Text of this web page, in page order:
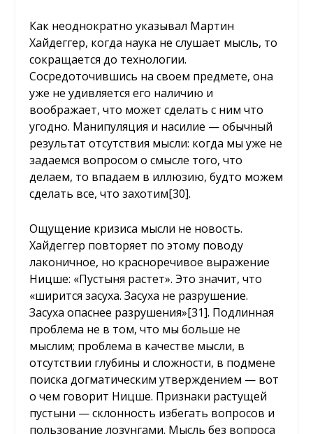
Как неоднократно указывал Мартин
Хайдеггер, когда наука не слушает мысль, то
сокращается до технологии.
Сосредоточившись на своем предмете, она
уже не удивляется его наличию и
воображает, что может сделать с ним что
угодно. Манипуляция и насилие — обычный
результат отсутствия мысли: когда мы уже не
задаемся вопросом о смысле того, что
делаем, то впадаем в иллюзию, будто можем
сделать все, что захотим[30].
Ощущение кризиса мысли не новость.
Хайдеггер повторяет по этому поводу
лаконичное, но красноречивое выражение
Ницше: «Пустыня растет». Это значит, что
«ширится засуха. Засуха не разрушение.
Засуха опаснее разрушения»[31]. Подлинная
проблема не в том, что мы больше не
мыслим; проблема в качестве мысли, в
отсутствии глубины и сложности, в подмене
поиска догматическим утверждением — вот
о чем говорит Ницше. Признаки растущей
пустыни — склонность избегать вопросов и
пользование лозунгами. Мысль без вопроса